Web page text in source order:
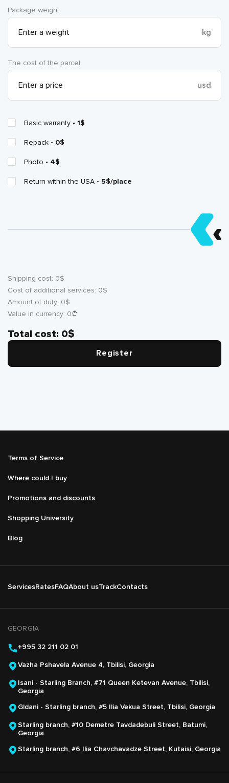
Package weight
kg
The cost of the parcel
usd
Basic warranty - 1$
Repack - 0$
Photo - 4$
Return within the USA - 5$/place
Shipping cost: 0$
Cost of additional services: 0$
Amount of duty: 0$
Value in currency: 0
Total cost: 0$
Register
Подвал
навигация
ServicesRatesFAQAbout usTrackContacts
Подвал
справа
Terms of Service
Where could I buy
Promotions and discounts
Shopping University
Blog
GEORGIA
+995 32 211 02 01
Vazha Pshavela Avenue 4, Tbilisi, Georgia
Isani - Starling Branch, #71 Queen Ketevan Avenue, Tbilisi,
Georgia
Gldani - Starling branch, #5 Ilia Vekua Street, Tbilisi, Georgia
Starling branch, #10 Demetre Tavdadebuli Street, Batumi,
Georgia
Starling branch, #6 Ilia Chavchavadze Street, Kutaisi, Georgia